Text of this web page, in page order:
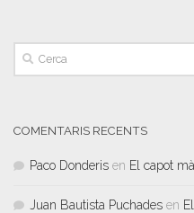
COMENTARIS RECENTS
Paco Donderis en El capot
Juan Bautista Puchades en